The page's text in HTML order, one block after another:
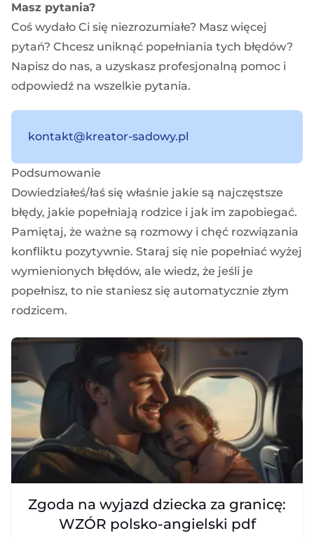
Masz pytania?
Coś wydało Ci się niezrozumiałe? Masz więcej
pytań? Chcesz uniknąć popełniania tych błędów?
Napisz do nas, a uzyskasz profesjonalną pomoc i
odpowiedź na wszelkie pytania.
kontakt@kreator-sadowy.pl
Podsumowanie
Dowiedziałeś/łaś się właśnie jakie są najczęstsze
błędy, jakie popełniają rodzice i jak im zapobiegać.
Pamiętaj, że ważne są rozmowy i chęć rozwiązania
konfliktu pozytywnie. Staraj się nie popełniać wyżej
wymienionych błędów, ale wiedz, że jeśli je
popełnisz, to nie staniesz się automatycznie złym
rodzicem.
Zgoda na wyjazd dziecka za granicę:
WZÓR polsko-angielski pdf